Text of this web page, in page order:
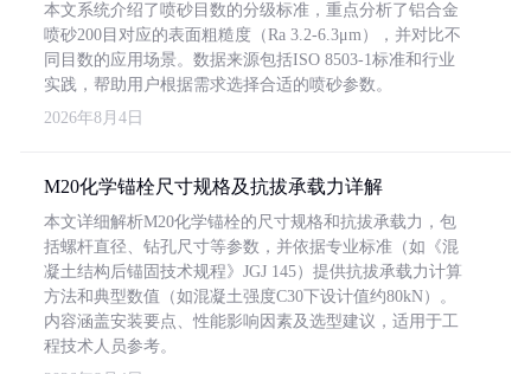
本文系统介绍了喷砂目数的分级标准，重点分析了铝合金
喷砂200目对应的表面粗糙度（Ra 3.2-6.3μm），并对比不
同目数的应用场景。数据来源包括ISO 8503-1标准和行业
实践，帮助用户根据需求选择合适的喷砂参数。
2026年8月4日
M20化学锚栓尺寸规格及抗拔承载力详解
本文详细解析M20化学锚栓的尺寸规格和抗拔承载力，包
括螺杆直径、钻孔尺寸等参数，并依据专业标准（如《混
凝土结构后锚固技术规程》JGJ 145）提供抗拔承载力计算
方法和典型数值（如混凝土强度C30下设计值约80kN）。
内容涵盖安装要点、性能影响因素及选型建议，适用于工
程技术人员参考。